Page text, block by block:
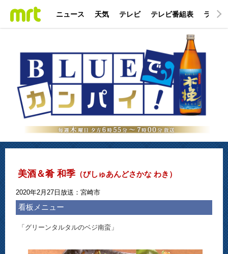
ニュース 天気 テレビ テレビ番組表 ラジオ
美酒＆肴 和季（びしゅあんどさかな わき）
2020年2月27日放送：宮崎市
看板メニュー
「グリーンタルタルのベジ南蛮」